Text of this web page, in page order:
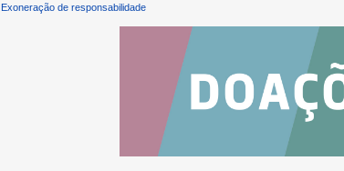
Exoneração de responsabilidade